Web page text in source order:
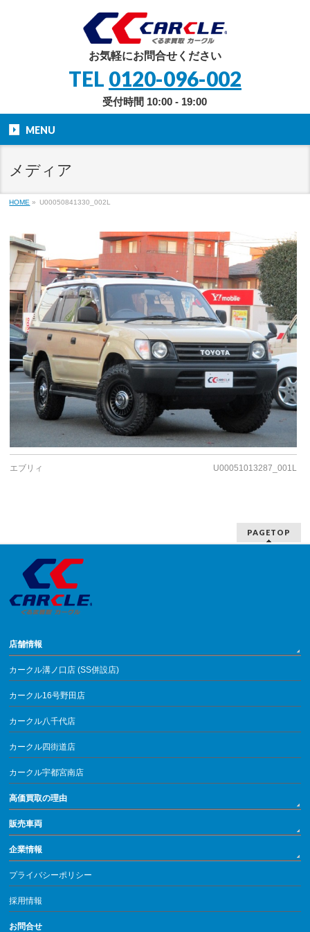
お気軽にお問合せください
TEL 0120-096-002
受付時間 10:00 - 19:00
MENU
メディア
HOME » U00050841330_002L
エブリィ U00051013287_001L
PAGETOP
店舗情報
カークル溝ノ口店 (SS併設店)
カークル16号野田店
カークル八千代店
カークル四街道店
カークル宇都宮南店
高価買取の理由
販売車両
企業情報
プライバシーポリシー
採用情報
お問合せ